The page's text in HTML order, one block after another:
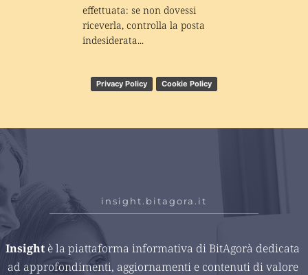
effettuata: se non dovessi
riceverla, controlla la posta
indesiderata...
Privacy Policy Cookie Policy
insight.bitagora.it
Insight è la piattaforma informativa di BitAgorà dedicata
ad approfondimenti, aggiornamenti e contenuti di valore